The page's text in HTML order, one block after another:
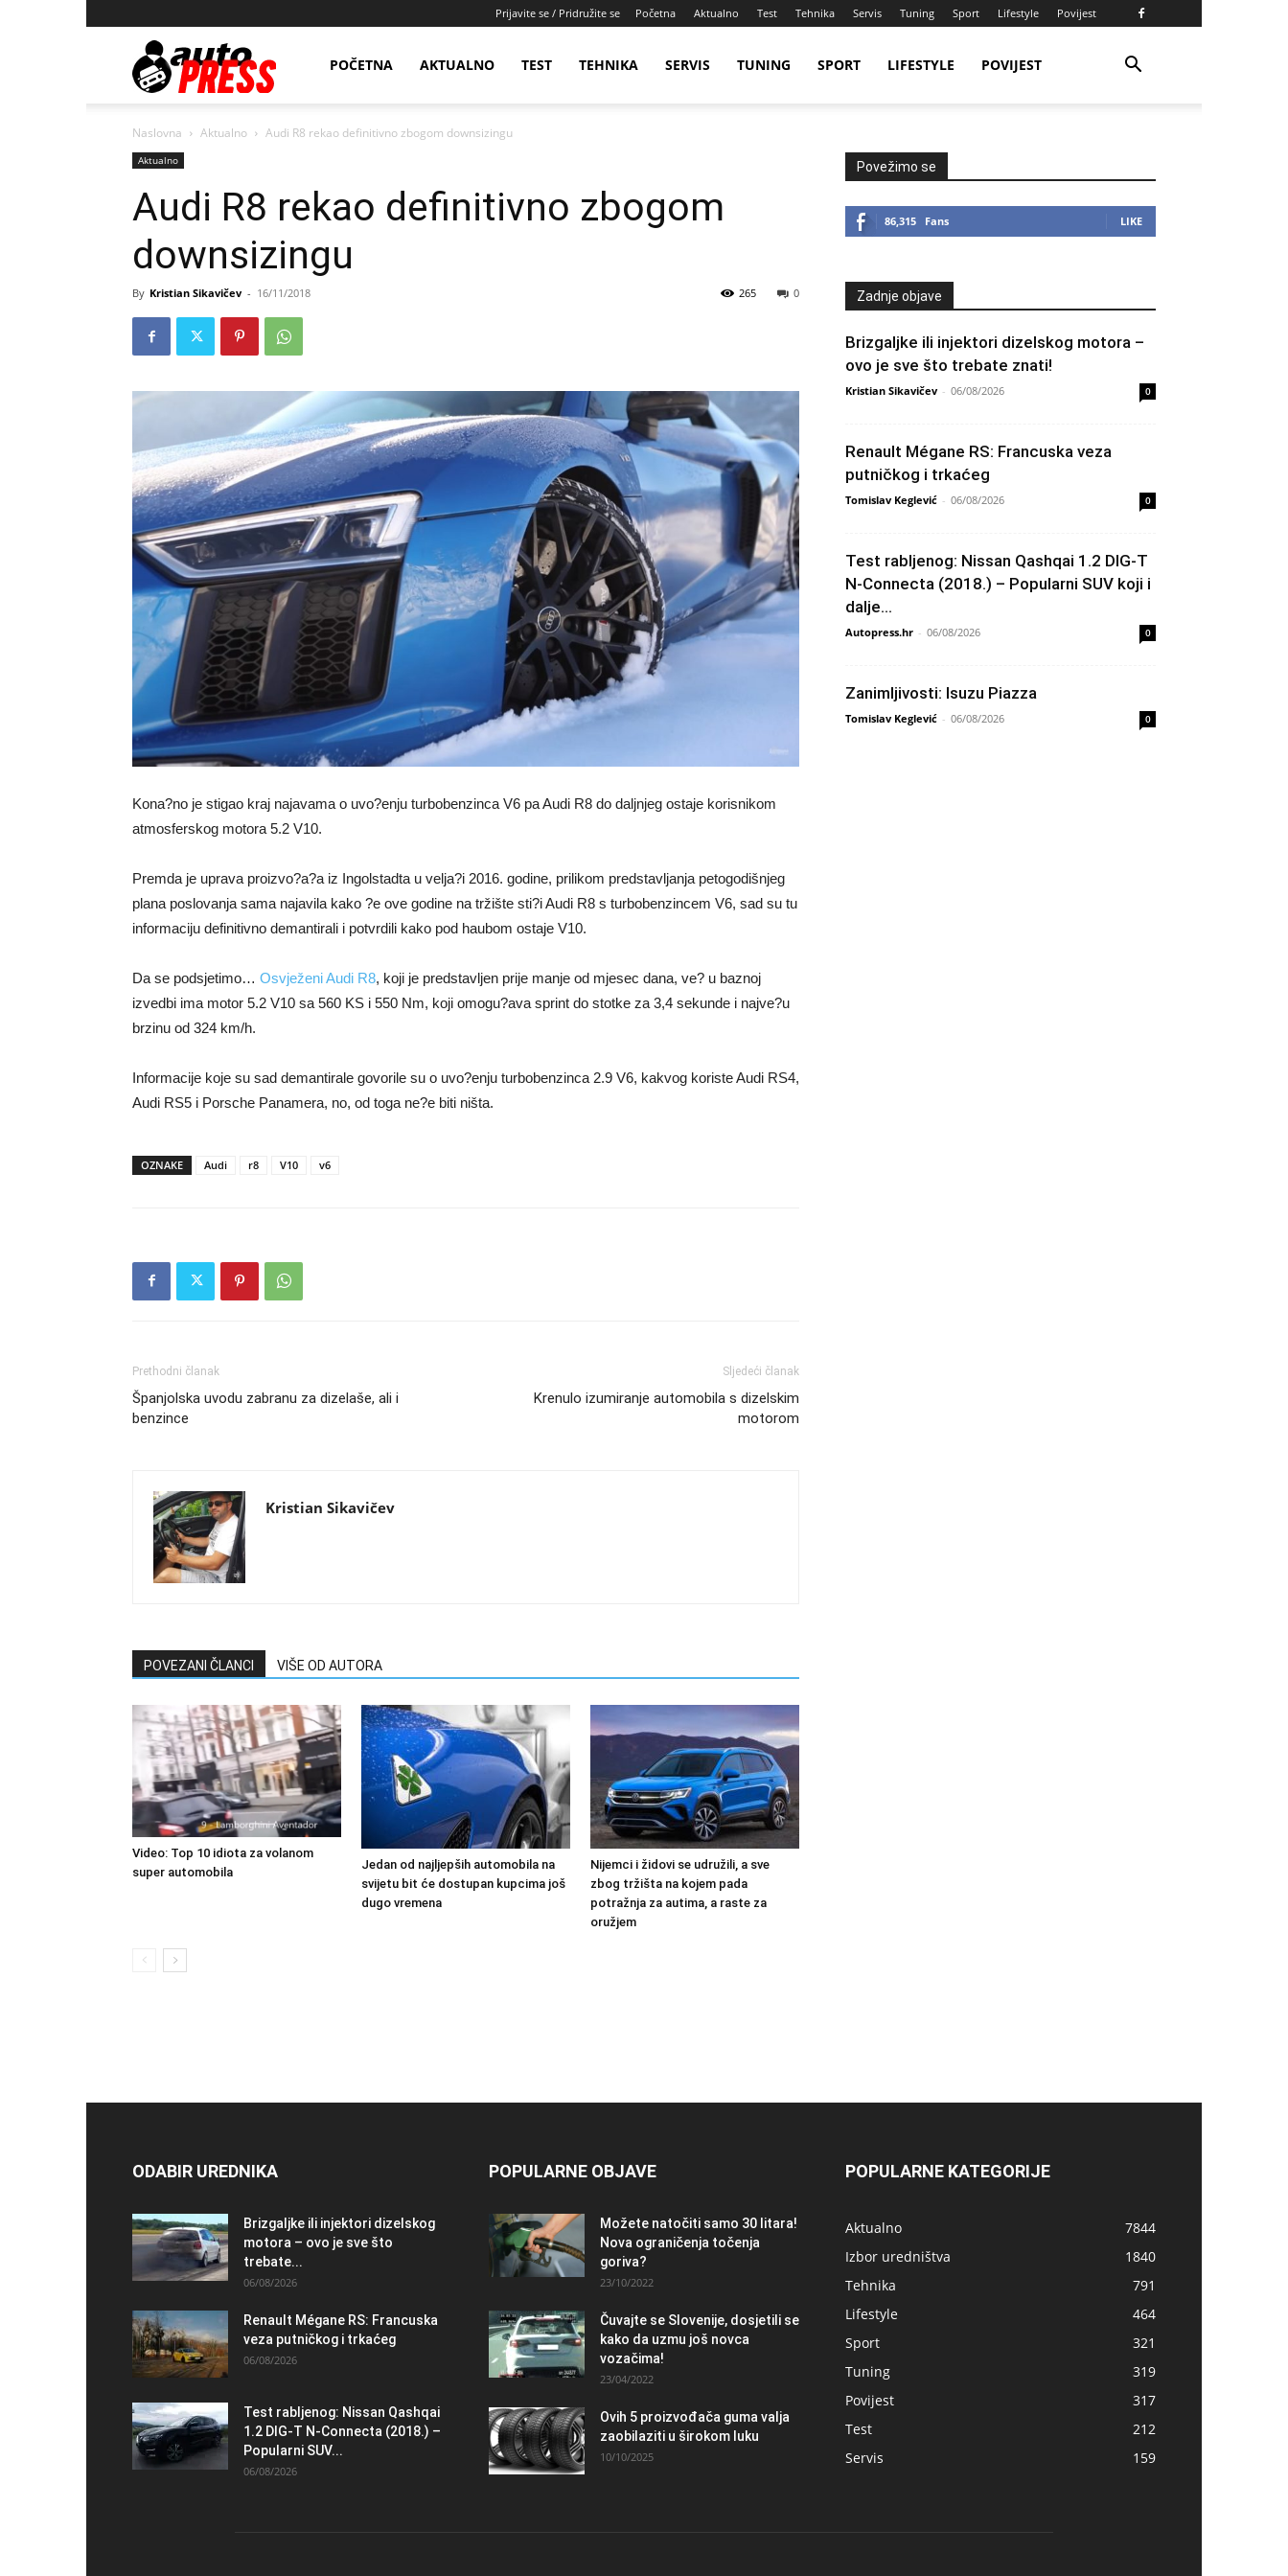
Prijavite se / Pridružite se Početna Aktualno Test Tehnika Servis Tuning Sport Lifestyle Povijest
AutopressHRPOČETNA AKTUALNO TEST TEHNIKA SERVIS TUNING SPORT LIFESTYLE POVIJEST
Naslovna Aktualno Audi R8 rekao definitivno zbogom downsizingu
Aktualno
Audi R8 rekao definitivno zbogom
downsizingu
By Kristian Sikavičev - 16/11/2018 0
265
Kona?no je stigao kraj najavama o uvo?enju turbobenzinca V6 pa Audi R8 do daljnjeg ostaje korisnikom
atmosferskog motora 5.2 V10.
Premda je uprava proizvo?a?a iz Ingolstadta u velja?i 2016. godine, prilikom predstavljanja petogodišnjeg
plana poslovanja sama najavila kako ?e ove godine na tržište sti?i Audi R8 s turbobenzincem V6, sad su tu
informaciju definitivno demantirali i potvrdili kako pod haubom ostaje V10.
Da se podsjetimo… Osvježeni Audi R8, koji je predstavljen prije manje od mjesec dana, ve? u baznoj
izvedbi ima motor 5.2 V10 sa 560 KS i 550 Nm, koji omogu?ava sprint do stotke za 3,4 sekunde i najve?u
brzinu od 324 km/h.
Informacije koje su sad demantirale govorile su o uvo?enju turbobenzinca 2.9 V6, kakvog koriste Audi RS4,
Audi RS5 i Porsche Panamera, no, od toga ne?e biti ništa.
OZNAKE Audi r8 V10 v6
Prethodni članak
Španjolska uvodu zabranu za dizelaše, ali i
benzince
Sljedeći članak
Krenulo izumiranje automobila s dizelskim
motorom
Kristian Sikavičev
POVEZANI ČLANCI VIŠE OD AUTORA
Video: Top 10 idiota za volanom
super automobila
Jedan od najljepših automobila na
svijetu bit će dostupan kupcima još
dugo vremena
Nijemci i židovi se udružili, a sve
zbog tržišta na kojem pada
potražnja za autima, a raste za
oružjem
Povežimo se
86,315 Fans LIKE
Zadnje objave
Brizgaljke ili injektori dizelskog motora –
ovo je sve što trebate znati!
Kristian Sikavičev - 06/08/2026 0
Renault Mégane RS: Francuska veza
putničkog i trkaćeg
Tomislav Keglević - 06/08/2026 0
Test rabljenog: Nissan Qashqai 1.2 DIG-T
N-Connecta (2018.) – Popularni SUV koji i
dalje...
Autopress.hr - 06/08/2026 0
Zanimljivosti: Isuzu Piazza
Tomislav Keglević - 06/08/2026 0
ODABIR UREDNIKA
Brizgaljke ili injektori dizelskog
motora – ovo je sve što
trebate...
06/08/2026
Renault Mégane RS: Francuska
veza putničkog i trkaćeg
06/08/2026
Test rabljenog: Nissan Qashqai
1.2 DIG-T N-Connecta (2018.) –
Popularni SUV...
06/08/2026
POPULARNE OBJAVE
Možete natočiti samo 30 litara!
Nova ograničenja točenja
goriva?
23/10/2022
Čuvajte se Slovenije, dosjetili se
kako da uzmu još novca
vozačima!
23/04/2022
Ovih 5 proizvođača guma valja
zaobilaziti u širokom luku
10/10/2025
POPULARNE KATEGORIJE
Aktualno
7844
Izbor uredništva
1840
Tehnika
791
Lifestyle
464
Sport
321
Tuning
319
Povijest
317
Test
212
Servis
159